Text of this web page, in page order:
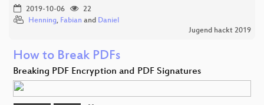
2019-10-06
22
Henning, Fabian and Daniel
Jugend hackt 2019
How to Break PDFs
Breaking PDF Encryption and PDF Signatures